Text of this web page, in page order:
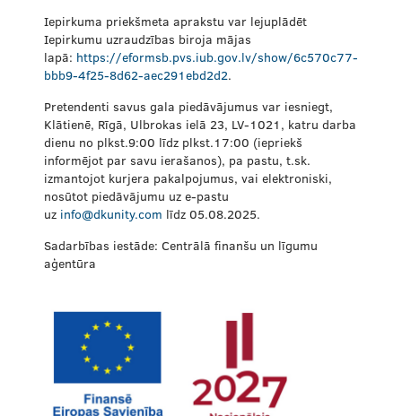
Iepirkuma priekšmeta aprakstu var lejuplādēt
Iepirkumu uzraudzības biroja mājas
lapā: https://eformsb.pvs.iub.gov.lv/show/6c570c77-
bbb9-4f25-8d62-aec291ebd2d2.
Pretendenti savus gala piedāvājumus var iesniegt,
Klātienē, Rīgā, Ulbrokas ielā 23, LV-1021, katru darba
dienu no plkst.9:00 līdz plkst.17:00 (iepriekš
informējot par savu ierašanos), pa pastu, t.sk.
izmantojot kurjera pakalpojumus, vai elektroniski,
nosūtot piedāvājumu uz e-pastu
uz info@dkunity.com līdz 05.08.2025.
Sadarbības iestāde: Centrālā finanšu un līgumu
aģentūra